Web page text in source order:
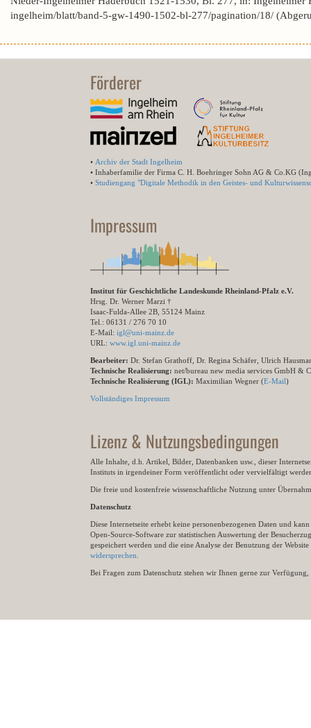
ingelheim/blatt/band-5-gw-1490-1502-bl-277/pagination/18/
Förderer
• Archiv der Stadt Ingelheim
• Inhaberfamilie der Firma C. H. Boehringer Sohn AG & Co.KG
• Studiengang "Digitale Methodik in den Geistes- und
Impressum
Institut für Geschichtliche Landeskunde Rheinland-Pfalz e.V.
Hrsg. Dr. Werner Marzi †
Isaac-Fulda-Allee 2B, 55124 Mainz
Tel.: 06131 / 276 70 10
E-Mail: igl@uni-mainz.de
URL: www.igl.uni-mainz.de
Bearbeiter: Dr. Stefan Grathoff, Dr. Regina Schäfer, Ulrich
Technische Realisierung: net/bureau new media services GmbH &
Technische Realisierung (IGL): Maximilian Wegner (E-Mail)
Vollständiges Impressum
Lizenz & Nutzungsbedingungen
Alle Inhalte, d.h. Artikel, Bilder, Datenbanken usw., dieser
Instituts in irgendeiner Form veröffentlicht oder vervielfältigt
Die freie und kostenfreie wissenschaftliche Nutzung unter
Datenschutz
Diese Internetseite erhebt keine personenbezogenen Daten und
Open-Source-Software zur statistischen Auswertung der
gespeichert werden und die eine Analyse der Benutzung der
widersprechen
Bei Fragen zum Datenschutz stehen wir Ihnen gerne zur